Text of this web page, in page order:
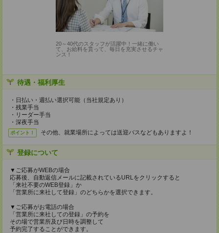
20～40代のスタッフが活躍中！一緒に働い
て、お給料を貰って、毎日を充実させるチャ
ンス！
待遇・福利厚生
・日払い・週払い選択可能（当社規定あり）
・残業手当
・リーダー手当
・深夜手当
ポイント！ その他、就業場所によっては送迎バスなどもありますよ！
登録について
▼ご応募がWEBの場合
応募後、自動返信メールに記載されているURLをクリックすると
「来社不要のWEB登録」か
「営業所に来社して登録」のどちらかを選択できます。
▼ご応募がお電話の場合
「営業所に来社しての登録」の予約を
その場で営業所及び日時を調整して
予約完了することができます。